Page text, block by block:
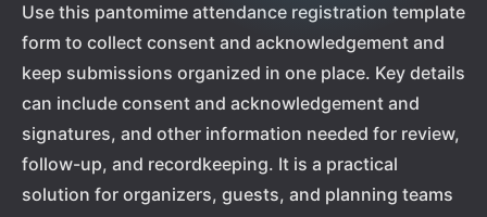
Use this pantomime attendance registration template
form to collect consent and acknowledgement and
keep submissions organized in one place. Key details
can include consent and acknowledgement and
signatures, and other information needed for review,
follow-up, and recordkeeping. It is a practical
solution for organizers, guests, and planning teams